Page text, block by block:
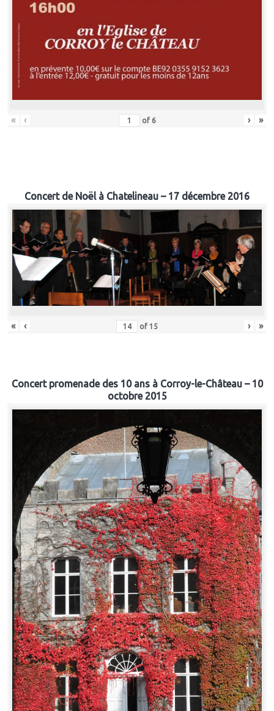
« ‹ of 6 › »
Concert de Noël à Chatelineau – 17 décembre 2016
« ‹ of 15 › »
Concert promenade des 10 ans à Corroy-le-Château – 10
octobre 2015